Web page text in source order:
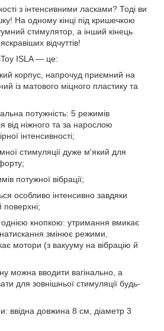
з інтенсивними ласками? Тоді ви
На одному кінці під кришечкою
стимулятор, а інший кінець
відчуттів!
ISLA — це:
корпус, напрочуд приємний на
із матового міцного пластику та
потужність: 5 режимів
від ніжного та за нарослою
інтенсивності;
стимуляції дуже м'який для
потужної вібрації;
особливо інтенсивно завдяки
поверхні;
кнопкою: утримання вмикає
змінює режими,
мотори (з вакууму на вібрацію й
можна вводити вагінально, а
для зовнішньої стимуляції будь-
ввідна довжина 8 см, діаметр 3